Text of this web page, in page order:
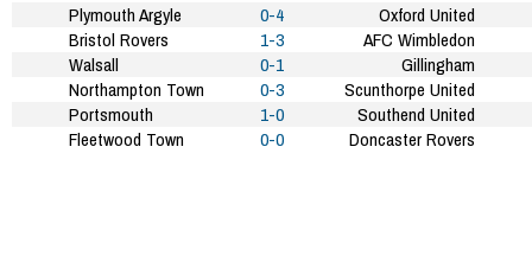
Plymouth Argyle
0-4
Oxford United
Bristol Rovers
1-3
AFC Wimbledon
Walsall
0-1
Gillingham
Northampton Town
0-3
Scunthorpe United
Portsmouth
1-0
Southend United
Fleetwood Town
0-0 Doncaster Rovers